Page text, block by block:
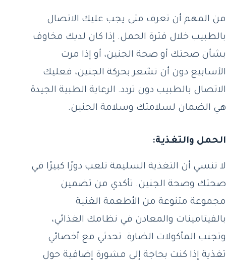
من المهم أن تعرف متى يجب عليك الاتصال
بالطبيب خلال فترة الحمل. إذا كان لديك مخاوف
بشأن صحتك أو صحة الجنين، أو إذا مرت
الأسابيع دون أن تشعر بحركة الجنين، فعليك
الاتصال بالطبيب دون تردد. الرعاية الطبية الجيدة
هي الضمان لسلامتك وسلامة الجنين.
الحمل والتغذية:
لا تنسي أن التغذية السليمة تلعب دورًا كبيرًا في
صحتك وصحة الجنين. تأكدي من تضمين
مجموعة متنوعة من الأطعمة الغنية
بالفيتامينات والمعادن في نظامك الغذائي،
وتجنب المأكولات الضارة. تحدثي مع أخصائي
تغذية إذا كنت بحاجة إلى مشورة إضافية حول